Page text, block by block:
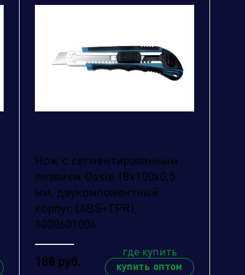
Нож с сегментированным
лезвием Oasis 18х100х0,5
мм, двукомпонентный
корпус (ABS+TPR),
1030601006
188 руб.
где купить
купить оптом